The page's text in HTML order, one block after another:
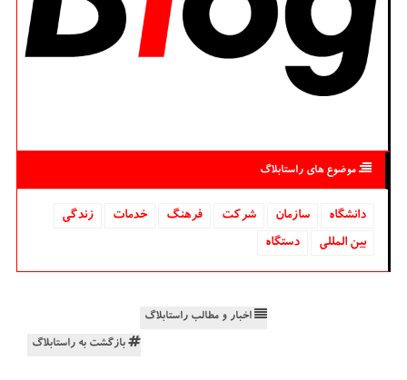
موضوع های راستابلاگ
دانشگاه‌ سازمان شركت فرهنگ خدمات
زندگی
بین المللی
دستگاه
اخبار و مطالب راستابلاگ
بازگشت به راستابلاگ